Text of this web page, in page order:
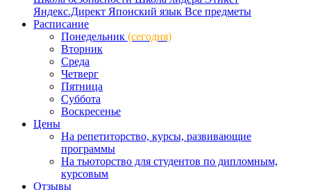
Яндекс.Директ Японский язык Все предметы
Расписание
Понедельник (сегодня)
Вторник
Среда
Четверг
Пятница
Суббота
Воскресенье
Цены
На репетиторство, курсы, развивающие
программы
На тьюторство для студентов по дипломным,
курсовым
Отзывы